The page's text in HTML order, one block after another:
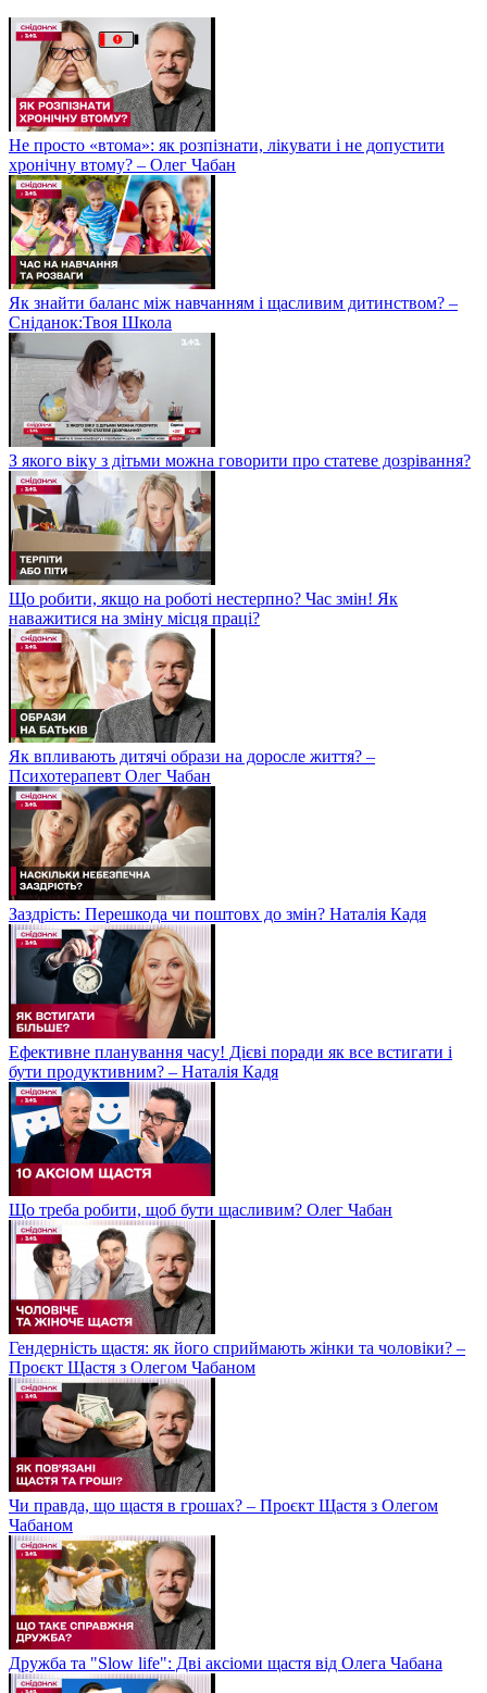
Не просто «втома»: як розпізнати, лікувати і не допустити
хронічну втому? – Олег Чабан
Як знайти баланс між навчанням і щасливим дитинством? –
Сніданок:Твоя Школа
З якого віку з дітьми можна говорити про статеве дозрівання?
Що робити, якщо на роботі нестерпно? Час змін! Як
наважитися на зміну місця праці?
Як впливають дитячі образи на доросле життя? –
Психотерапевт Олег Чабан
Заздрість: Перешкода чи поштовх до змін? Наталія Кадя
Ефективне планування часу! Дієві поради як все встигати і
бути продуктивним? – Наталія Кадя
Що треба робити, щоб бути щасливим? Олег Чабан
Гендерність щастя: як його сприймають жінки та чоловіки? –
Проєкт Щастя з Олегом Чабаном
Чи правда, що щастя в грошах? – Проєкт Щастя з Олегом
Чабаном
Дружба та "Slow life": Дві аксіоми щастя від Олега Чабана